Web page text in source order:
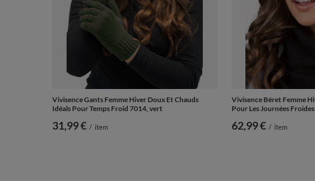
Vivisence Gants Femme Hiver Doux Et Chauds
Idéals Pour Temps Froid 7014, vert
31,99 € / item
Vivisence Béret Femme
Pour Les Journées
62,99 € / item